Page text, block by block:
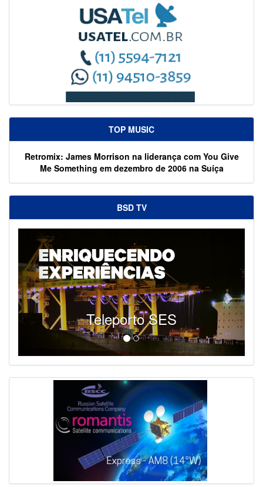
TOP MUSIC
Retromix: James Morrison na liderança com You Give
Me Something em dezembro de 2006 na Suíça
BSD TV
Teleporto SES